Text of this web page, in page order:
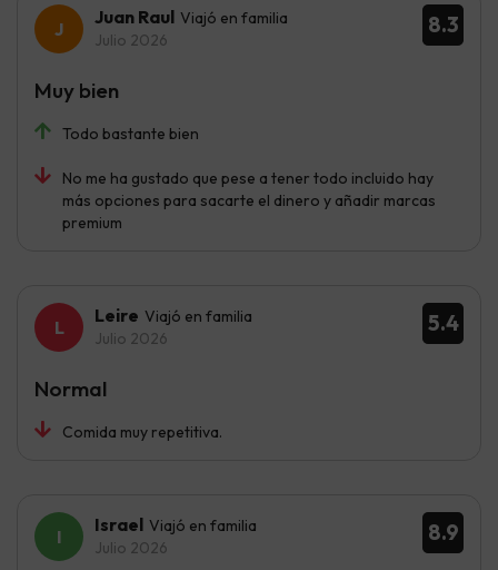
8.3
Juan Raul Viajó en familia
Julio 2026
Todo bastante bien
No me ha gustado que pese a tener todo incluido hay
más opciones para sacarte el dinero y añadir marcas
premium
Muy bien
5.4
Leire Viajó en familia
Julio 2026
Comida muy repetitiva.
Normal
8.9
Israel Viajó en familia
Julio 2026